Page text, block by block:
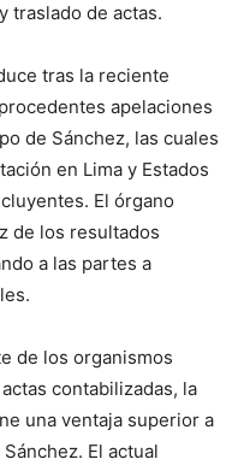
traslado de actas.
tras la reciente
apelaciones
de Sánchez, las cuales
en Lima y Estados
El órgano
de los resultados
a las partes a
de los organismos
contabilizadas, la
una ventaja superior a
El actual